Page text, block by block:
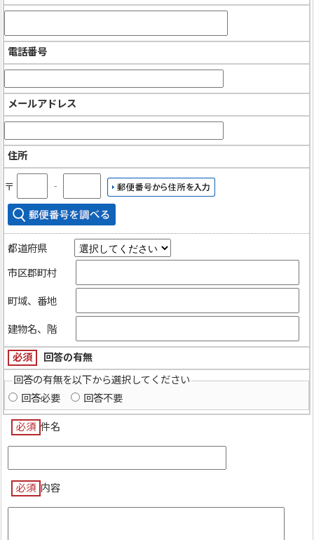
電話番号
メールアドレス
住所
〒 ‐
都道府県
市区郡町村
町域、番地
建物名、階
必須
回答の有無
回答の有無を以下から選択してください
回答必要
回答不要
必須 件名
必須 内容